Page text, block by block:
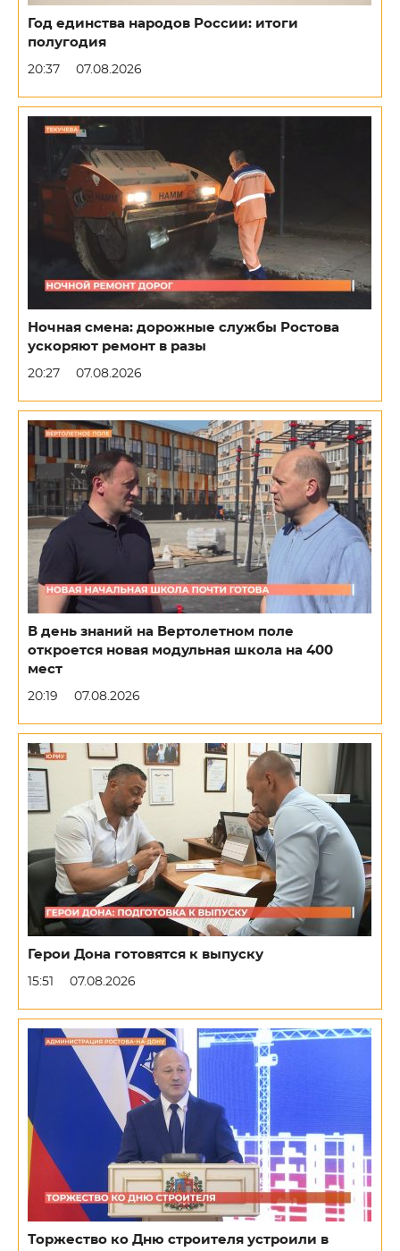
Год единства народов России: итоги
полугодия
20:37 07.08.2026
Ночная смена: дорожные службы Ростова
ускоряют ремонт в разы
20:27 07.08.2026
В день знаний на Вертолетном поле
откроется новая модульная школа на 400
мест
20:19 07.08.2026
Герои Дона готовятся к выпуску
15:51 07.08.2026
Торжество ко Дню строителя устроили в